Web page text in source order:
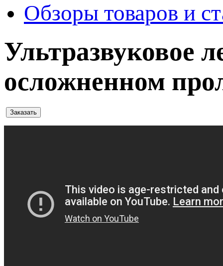
Обзоры товаров и
Ультразвуковое
осложненном
Заказать